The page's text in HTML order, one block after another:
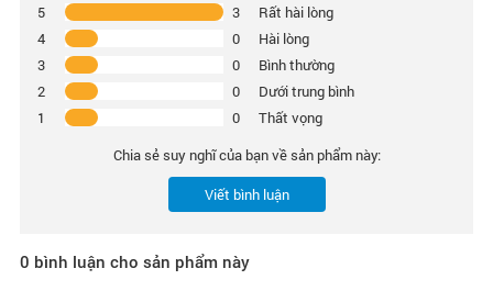
5
3
Rất hài lòng
4
0
Hài lòng
3
0
Bình thường
2
0
Dưới trung bình
1
0
Thất vọng
Chia sẻ suy nghĩ của bạn về sản phẩm này:
Viết bình luận
0 bình luận cho sản phẩm này